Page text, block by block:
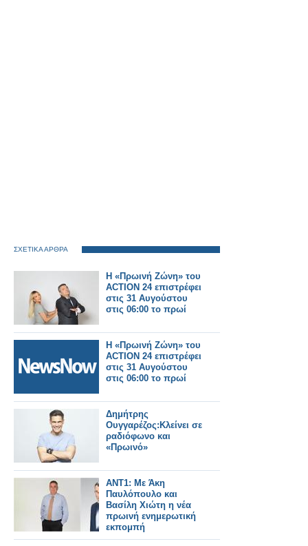
ΣΧΕΤΙΚΑ ΑΡΘΡΑ
Η «Πρωινή Ζώνη» του
ACTION 24 επιστρέφει
στις 31 Αυγούστου
στις 06:00 το πρωί
Η «Πρωινή Ζώνη» του
ACTION 24 επιστρέφει
στις 31 Αυγούστου
στις 06:00 το πρωί
Δημήτρης
Ουγγαρέζος:Κλείνει σε
ραδιόφωνο και
«Πρωινό»
ΑΝΤ1: Με Άκη
Παυλόπουλο και
Βασίλη Χιώτη η νέα
πρωινή ενημερωτική
εκπομπή